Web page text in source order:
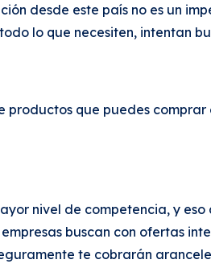
desde este país no es un
lo que necesiten, intentan
que puedes comprar
nivel de competencia, y
buscan con ofertas
te cobrarán